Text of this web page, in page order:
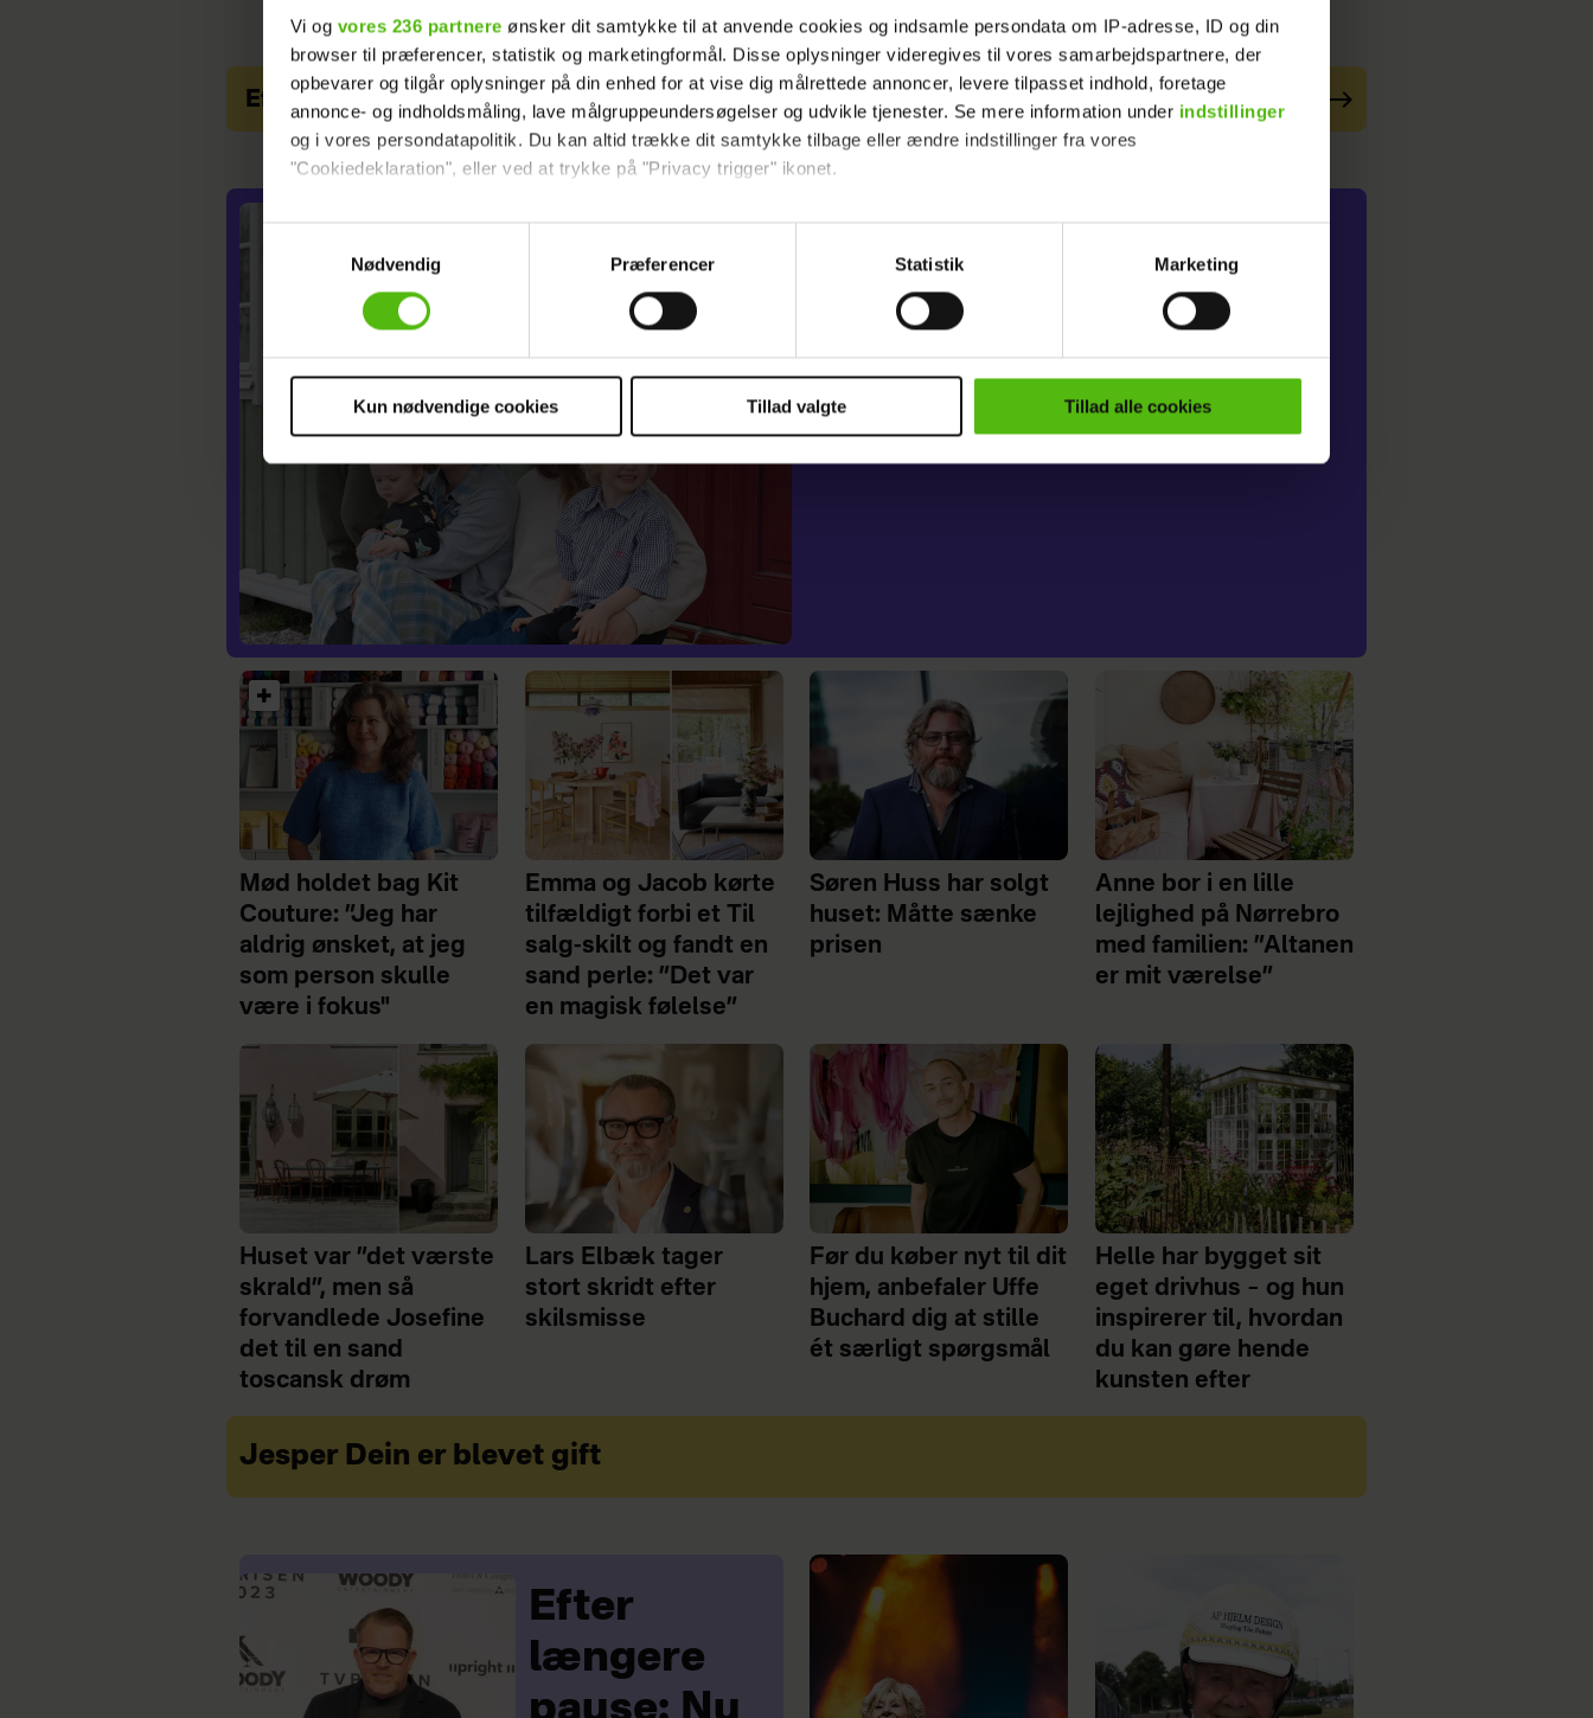
Vi og vores 236 partnere ønsker dit samtykke til at anvende cookies og indsamle persondata om IP-adresse, ID og din
browser til præferencer, statistik og marketingformål. Disse oplysninger videregives til vores samarbejdspartnere, der
opbevarer og tilgår oplysninger på din enhed for at vise dig målrettede annoncer, levere tilpasset indhold, foretage
annonce- og indholdsmåling, lave målgruppeundersøgelser og udvikle tjenester. Se mere information under indstillinger
og i vores persondatapolitik. Du kan altid trække dit samtykke tilbage eller ændre indstillinger fra vores
"Cookiedeklaration", eller ved at trykke på "Privacy trigger" ikonet.
Dine valg anvendes på hele websitet.
Vi ønsker dit samtykke til at indsamle og bruge data for at kunne levere og finansiere relevant journalistisk indhold til dig.
Vi anvender egne cookies og cookies fra tredjeparter til at at optimere dit besøg på vores hjemmeside. Vi indsamler data
sociale medier.
cookies, samarbejdspartnere og behandling af dine personoplysninger i forbindelse hermed i både
privatlivspolitik cookiepolitik.
Nødvendig
Præferencer Statistik Marketing
Kun nødvendige cookies Tillad valgte Tillad alle cookies
Efter stor renovering: Soeren Le Schmidt sætter luksusvilla til salg
Familie bor på 30 kvm:
”Det giver stor frihed
ikke at eje mere, end vi
behøver”
Mød holdet bag Kit
Couture: ”Jeg har
aldrig ønsket, at jeg
som person skulle
være i fokus"
Emma og Jacob kørte
tilfældigt forbi et Til
salg-skilt og fandt en
sand perle: ”Det var
en magisk følelse”
Søren Huss har solgt
huset: Måtte sænke
prisen
Anne bor i en lille
lejlighed på Nørrebro
med familien: ”Altanen
er mit værelse”
Huset var ”det værste
skrald”, men så
forvandlede Josefine
det til en sand
toscansk drøm
Lars Elbæk tager
stort skridt efter
skilsmisse
Før du køber nyt til dit
hjem, anbefaler Uffe
Buchard dig at stille
ét særligt spørgsmål
Helle har bygget sit
eget drivhus – og hun
inspirerer til, hvordan
du kan gøre hende
kunsten efter
Jesper Dein er blevet gift
Efter
længere